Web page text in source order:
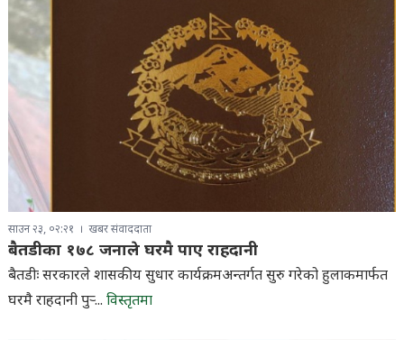
साउन २३, ०२:२१ खबर संवाददाता
बैतडीका १७८ जनाले घरमै पाए राहदानी
बैतडीः सरकारले शासकीय सुधार कार्यक्रमअन्तर्गत सुरु गरेको हुलाकमार्फत
घरमै राहदानी पुर्‍... विस्तृतमा